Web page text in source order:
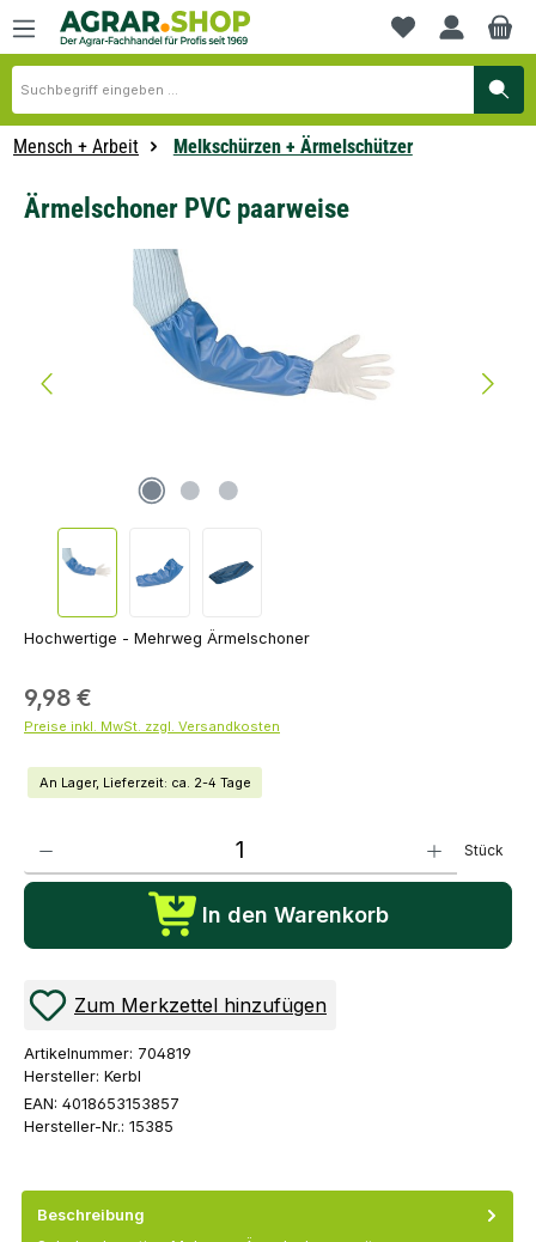
springen
Du hast 0
Mensch + Arbeit Melkschürzen + Ärmelschützer
Ärmelschoner PVC paarweise
Bildergalerie überspringen
Hochwertige - Mehrweg Ärmelschoner
9,98 €
Preise inkl. MwSt. zzgl. Versandkosten
An Lager, Lieferzeit: ca. 2-4 Tage
Stück
In den Warenkorb
Zum Merkzettel hinzufügen
Artikelnummer: 704819
Hersteller: Kerbl
EAN: 4018653153857
Hersteller-Nr.: 15385
Beschreibung